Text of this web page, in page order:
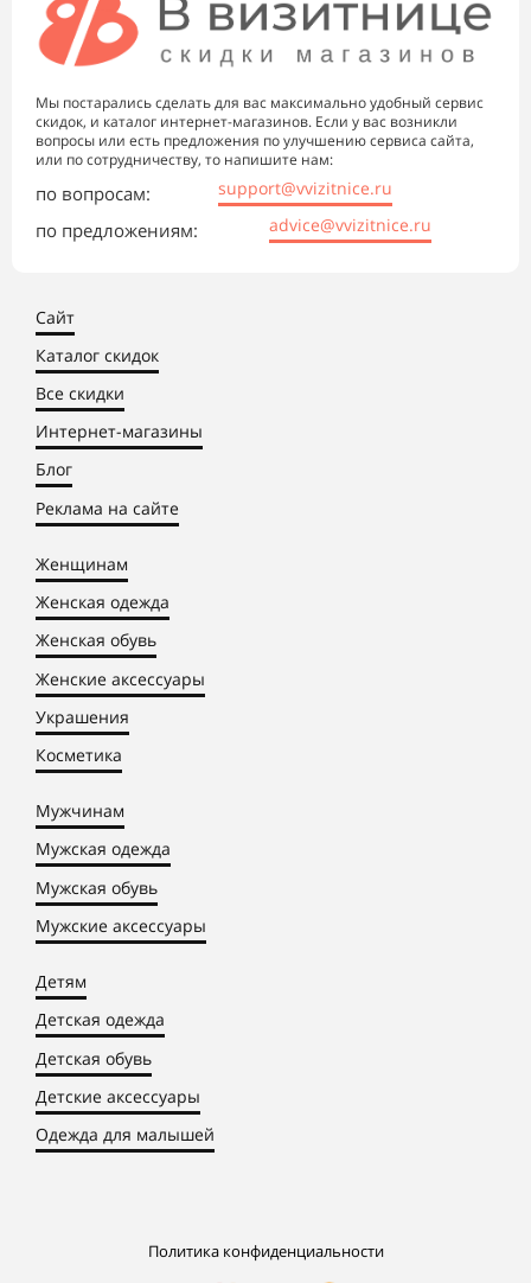
Мы постарались сделать для вас максимально удобный сервис
скидок, и каталог интернет-магазинов. Если у вас возникли
вопросы или есть предложения по улучшению сервиса сайта,
или по сотрудничеству, то напишите нам:
по вопросам: support@vvizitnice.ru
по предложениям: advice@vvizitnice.ru
Сайт
Каталог скидок
Все скидки
Интернет-магазины
Блог
Реклама на сайте
Женщинам
Женская одежда
Женская обувь
Женские аксессуары
Украшения
Косметика
Мужчинам
Мужская одежда
Мужская обувь
Мужские аксессуары
Детям
Детская одежда
Детская обувь
Детские аксессуары
Одежда для малышей
Политика конфиденциальности